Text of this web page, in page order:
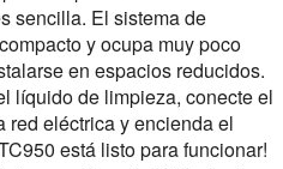
sencilla. El sistema de
y ocupa muy poco
en espacios reducidos.
líquido de limpieza, conecte el
red eléctrica y encienda el
está listo para funcionar!